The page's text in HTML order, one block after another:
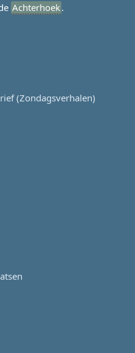
Achterhoek.
(Zondagsverhalen)